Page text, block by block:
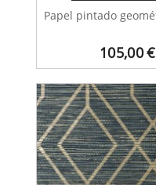
105,00€
Papel pintado